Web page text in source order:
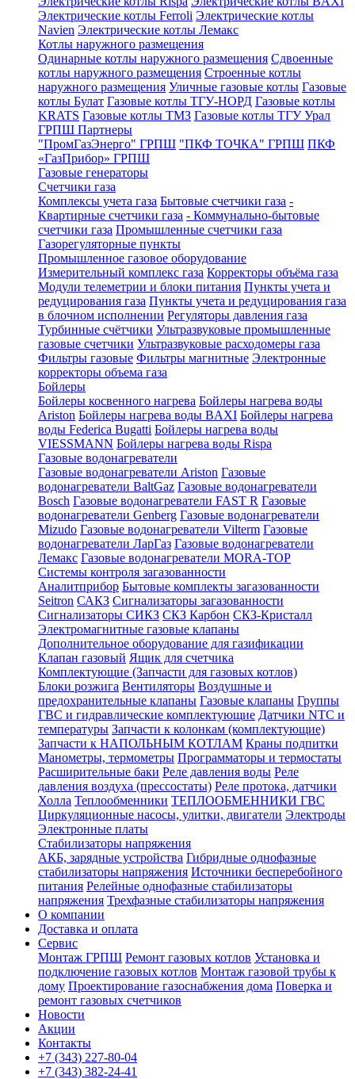
Электрические котлы Ferroli Электрические котлы
Navien Электрические котлы Лемакс
Котлы наружного размещения
Одинарные котлы наружного размещения Сдвоенные
котлы наружного размещения Строенные котлы
наружного размещения Уличные газовые котлы Газовые
котлы Булат Газовые котлы ТГУ-НОРД Газовые котлы
KRATS Газовые котлы ТМЗ Газовые котлы ТГУ Урал
ГРПШ Партнеры
"ПромГазЭнерго" ГРПШ "ПКФ ТОЧКА" ГРПШ ПКФ
«ГазПрибор» ГРПШ
Газовые генераторы
Счетчики газа
Комплексы учета газа Бытовые счетчики газа -
Квартирные счетчики газа - Коммунально-бытовые
счетчики газа Промышленные счетчики газа
Газорегуляторные пункты
Промышленное газовое оборудование
Измерительный комплекс газа Корректоры объёма газа
Модули телеметрии и блоки питания Пункты учета и
редуцирования газа Пункты учета и редуцирования газа
в блочном исполнении Регуляторы давления газа
Турбинные счётчики Ультразвуковые промышленные
газовые счетчики Ультразвуковые расходомеры газа
Фильтры газовые Фильтры магнитные Электронные
корректоры объема газа
Бойлеры
Бойлеры косвенного нагрева Бойлеры нагрева воды
Ariston Бойлеры нагрева воды BAXI Бойлеры нагрева
воды Federica Bugatti Бойлеры нагрева воды
VIESSMANN Бойлеры нагрева воды Rispa
Газовые водонагреватели
Газовые водонагреватели Ariston Газовые
водонагреватели BaltGaz Газовые водонагреватели
Bosch Газовые водонагреватели FAST R Газовые
водонагреватели Genberg Газовые водонагреватели
Mizudo Газовые водонагреватели Vilterm Газовые
водонагреватели ЛарГаз Газовые водонагреватели
Лемакс Газовые водонагреватели MORA-TOP
Системы контроля загазованности
Аналитприбор Бытовые комплекты загазованности
Seitron САКЗ Сигнализаторы загазованности
Сигнализаторы СИКЗ СКЗ Карбон СКЗ-Кристалл
Электромагнитные газовые клапаны
Дополнительное оборудование для газификации
Клапан газовый Ящик для счетчика
Комплектующие (Запчасти для газовых котлов)
Блоки розжига Вентиляторы Воздушные и
предохранительные клапаны Газовые клапаны Группы
ГВС и гидравлические комплектующие Датчики NTC и
температуры Запчасти к колонкам (комплектующие)
Запчасти к НАПОЛЬНЫМ КОТЛАМ Краны подпитки
Манометры, термометры Программаторы и термостаты
Расширительные баки Реле давления воды Реле
давления воздуха (прессостаты) Реле протока, датчики
Холла Теплообменники ТЕПЛООБМЕННИКИ ГВС
Циркуляционные насосы, улитки, двигатели Электроды
Электронные платы
Стабилизаторы напряжения
АКБ, зарядные устройства Гибридные однофазные
стабилизаторы напряжения Источники бесперебойного
питания Релейные однофазные стабилизаторы
напряжения Трехфазные стабилизаторы напряжения
О компании
Доставка и оплата
Сервис
Монтаж ГРПШ Ремонт газовых котлов Установка и
подключение газовых котлов Монтаж газовой трубы к
дому Проектирование газоснабжения дома Поверка и
ремонт газовых счетчиков
Новости
Акции
Контакты
+7 (343) 227-80-04
+7 (343) 382-24-41